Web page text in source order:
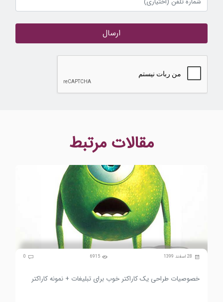
ارسال
مقالات مرتبط
28 اسفند 1399 6915
0
خصوصیات طراحی یک کاراکتر خوب برای تبلیغات + نمونه کاراکتر